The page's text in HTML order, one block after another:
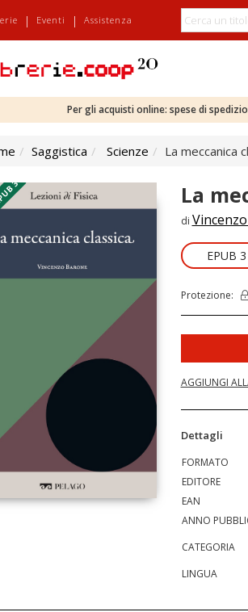
| Eventi | Assistenza
Per gli acquisti online: spese di
Saggistica Scienze La meccanica
3 La
di
EPUB 3
Protezione:
AGGIUNGI
Dettagli
FORMATO
EDITORE
EAN
ANNO
CATEGORIA
LINGUA